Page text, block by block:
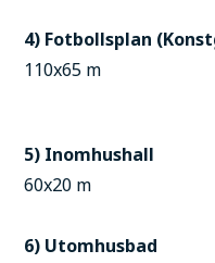
4) Fotbollsplan
110x65 m
5) Inomhushall
60x20 m
6) Utomhusbad